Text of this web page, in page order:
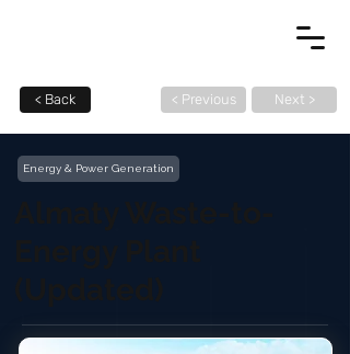
< Back < Previous Next >
Energy & Power Generation